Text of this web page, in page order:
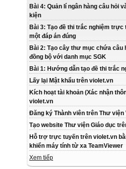
Bài 4: Quản lí ngân hàng câu hỏi
kiện
Bài 3: Tạo đề thi trắc nghiệm trực
một đáp án đúng
Bài 2: Tạo cây thư mục chứa câu
đồng bộ với danh mục SGK
Bài 1: Hướng dẫn tạo đề thi trắc
Lấy lại Mật khẩu trên violet.vn
Kích hoạt tài khoản (Xác nhận
violet.vn
Đăng ký Thành viên trên Thư viện
Tạo website Thư viện Giáo dục
Hỗ trợ trực tuyến trên violet.vn
khiển máy tính từ xa TeamViewer
Xem tiếp